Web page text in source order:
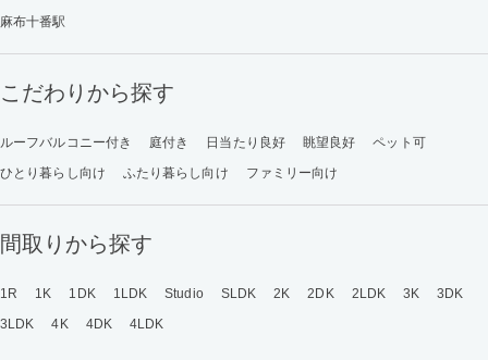
麻布十番駅
こだわりから探す
ルーフバルコニー付き 庭付き 日当たり良好 眺望良好
ペット可
ひとり暮らし向け
ふたり暮らし向け ファミリー向け
間取りから探す
1R 1K 1DK 1LDK Studio SLDK 2K 2DK 2LDK 3K
3DK
3LDK
4K 4DK 4LDK